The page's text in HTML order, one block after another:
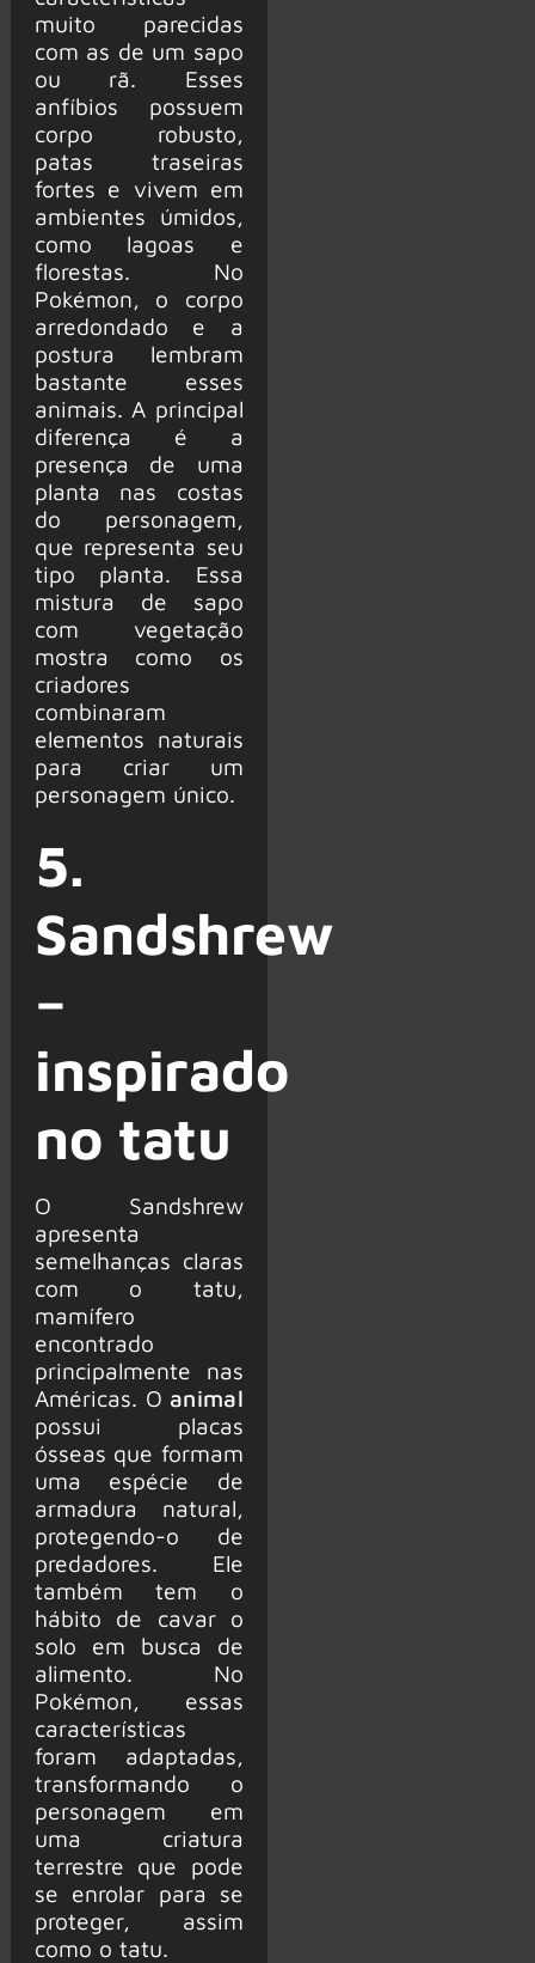
muito parecidas
com as de um sapo
ou rã. Esses
anfíbios possuem
corpo robusto,
patas traseiras
fortes e vivem em
ambientes úmidos,
como lagoas e
florestas. No
Pokémon, o corpo
arredondado e a
postura lembram
bastante esses
animais. A principal
diferença é a
presença de uma
planta nas costas
do personagem,
que representa seu
tipo planta. Essa
mistura de sapo
com vegetação
mostra como os
criadores
combinaram
elementos naturais
para criar um
personagem único.
5.
Sandshrew
–
inspirado
no tatu
O Sandshrew
apresenta
semelhanças claras
com o tatu,
mamífero
encontrado
principalmente nas
Américas. O animal
possui placas
ósseas que formam
uma espécie de
armadura natural,
protegendo-o de
predadores. Ele
também tem o
hábito de cavar o
solo em busca de
alimento. No
Pokémon, essas
características
foram adaptadas,
transformando o
personagem em
uma criatura
terrestre que pode
se enrolar para se
proteger, assim
como o tatu.